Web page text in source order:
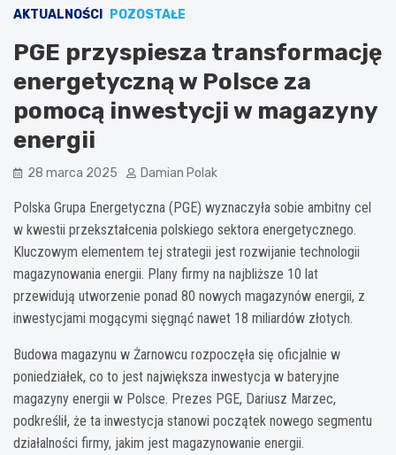
AKTUALNOŚCI POZOSTAŁE
PGE przyspiesza transformację
energetyczną w Polsce za
pomocą inwestycji w magazyny
energii
28 marca 2025 Damian Polak
Polska Grupa Energetyczna (PGE) wyznaczyła sobie ambitny cel
w kwestii przekształcenia polskiego sektora energetycznego.
Kluczowym elementem tej strategii jest rozwijanie technologii
magazynowania energii. Plany firmy na najbliższe 10 lat
przewidują utworzenie ponad 80 nowych magazynów energii, z
inwestycjami mogącymi sięgnąć nawet 18 miliardów złotych.
Budowa magazynu w Żarnowcu rozpoczęła się oficjalnie w
poniedziałek, co to jest największa inwestycja w bateryjne
magazyny energii w Polsce. Prezes PGE, Dariusz Marzec,
podkreślił, że ta inwestycja stanowi początek nowego segmentu
działalności firmy, jakim jest magazynowanie energii.